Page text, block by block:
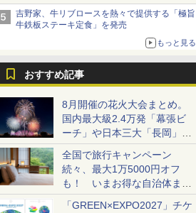
ボリュームアップ
吉野家、牛リブロースを熱々で提供する「極旨
牛鉄板ステーキ定食」を発売
もっと見る
おすすめ記事
8月開催の花火大会まとめ。
国内最大級2.4万発「幕張ビ
ーチ」や日本三大「長岡」な
ど大型イベント目白押し！
全国で旅行キャンペーン
続々、最大1万5000円オフ
も！ いまお得な自治体まと
め
「GREEN×EXPO2027」チケ